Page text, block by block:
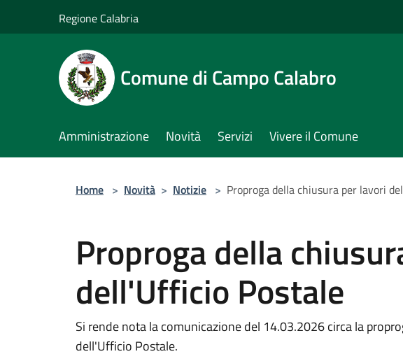
Regione Calabria
Comune di Campo Calabro
Amministrazione Novità Servizi Vivere il Comune
Home > Novità > Notizie > Proproga della chiusura per lavori
Proproga della
dell'Ufficio Postale
Si rende nota la comunicazione del 14.03.2026 circa la
dell'Ufficio Postale.